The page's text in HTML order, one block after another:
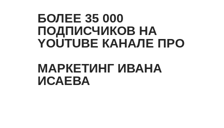
БОЛЕЕ 35 000
ПОДПИСЧИКОВ НА
YOUTUBE КАНАЛЕ ПРО
МАРКЕТИНГ ИВАНА
ИСАЕВА